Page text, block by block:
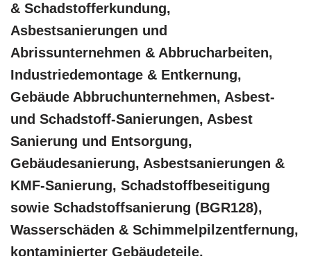
& Schadstofferkundung,
Asbestsanierungen und
Abrissunternehmen & Abbrucharbeiten,
Industriedemontage & Entkernung,
Gebäude Abbruchunternehmen, Asbest-
und Schadstoff-Sanierungen, Asbest
Sanierung und Entsorgung,
Gebäudesanierung, Asbestsanierungen &
KMF-Sanierung, Schadstoffbeseitigung
sowie Schadstoffsanierung (BGR128),
Wasserschäden & Schimmelpilzentfernung,
kontaminierter Gebäudeteile,